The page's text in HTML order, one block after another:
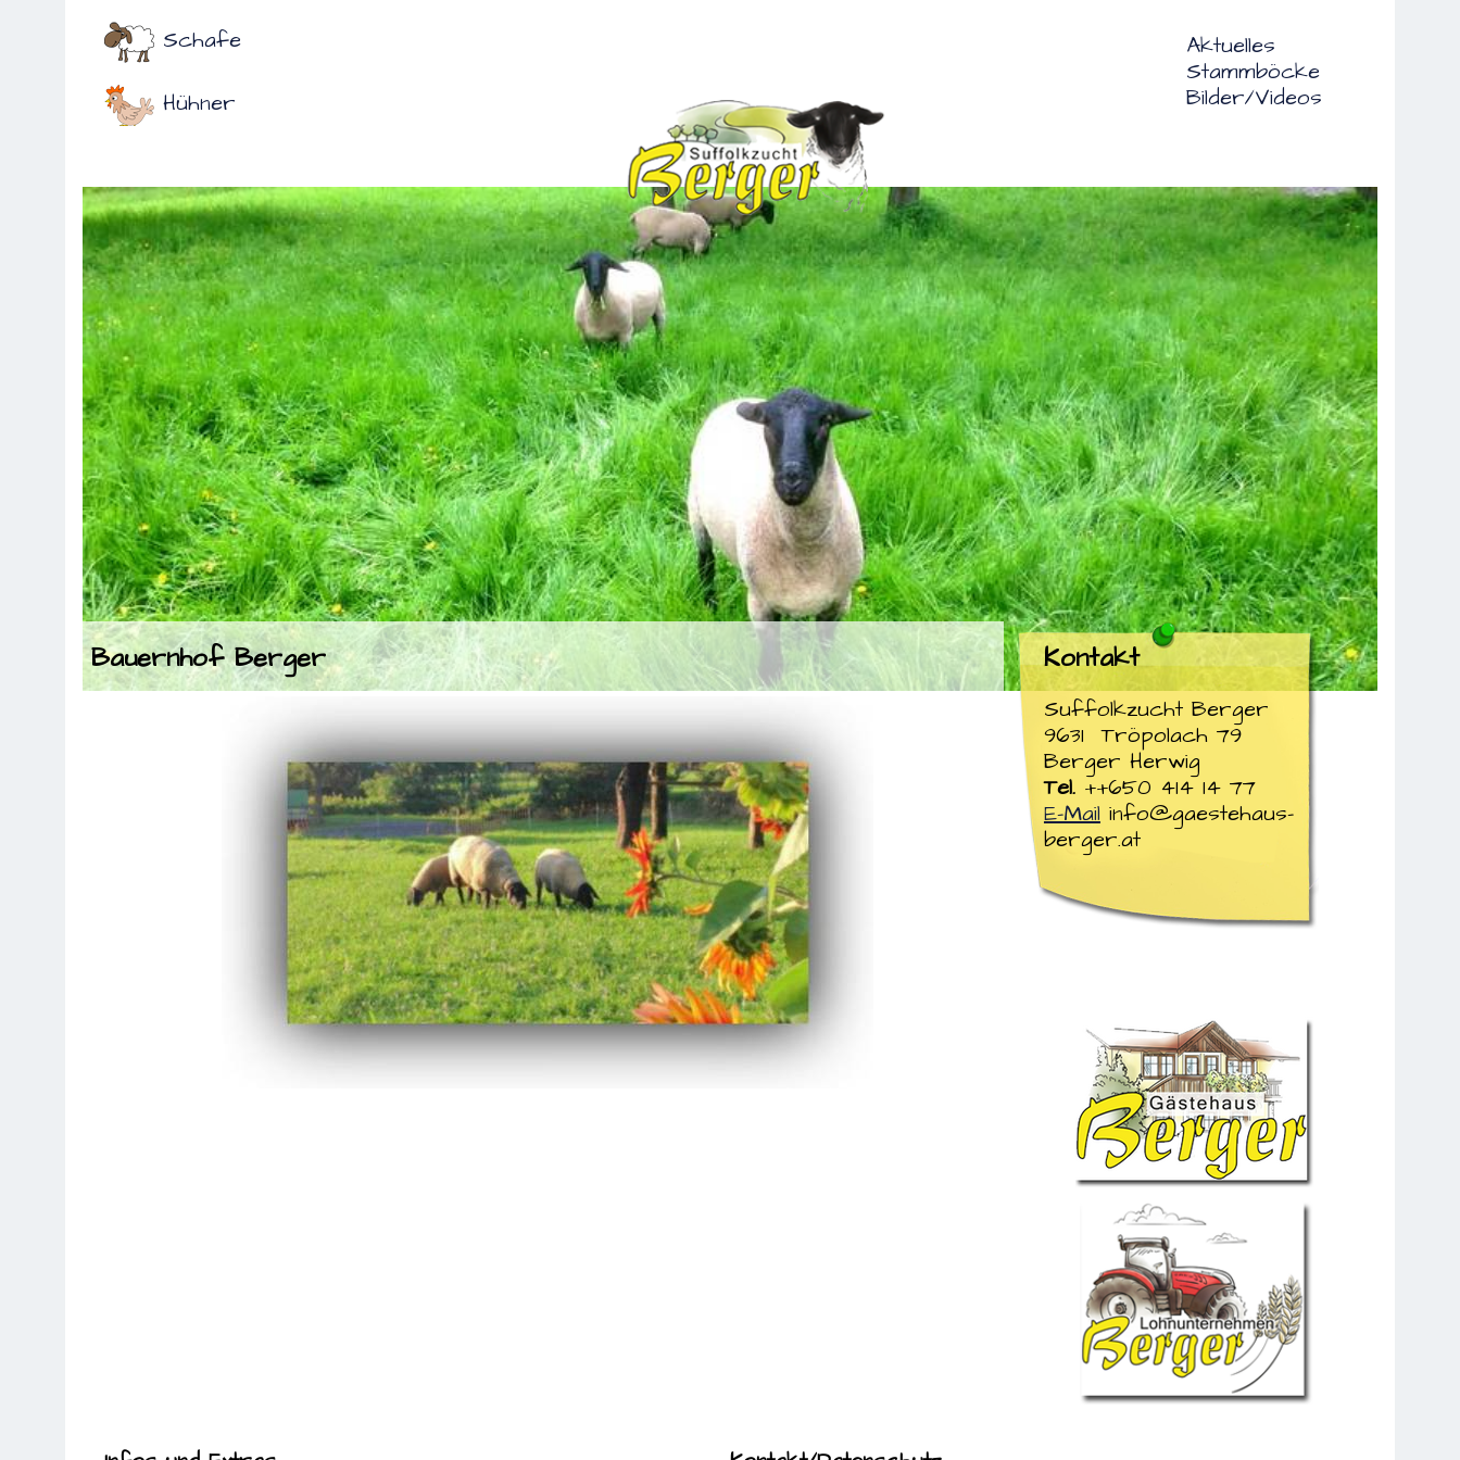
Schafe
Hühner
Aktuelles
Stammböcke
Bilder/Videos
Bauernhof Berger Kontakt
Suffolkzucht Berger
9631 Tröpolach 79
Berger Herwig
Tel.++650 414 14 77
E-Mailinfo@gaestehaus-
berger.at